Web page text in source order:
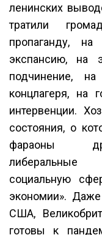
ленинских
тратили
пропаганду,
экспансию, на
подчинение, на
концлагеря, на
интервенции.
состояния, о
фараоны
либеральные
социальную
экономии».
США,
готовы к